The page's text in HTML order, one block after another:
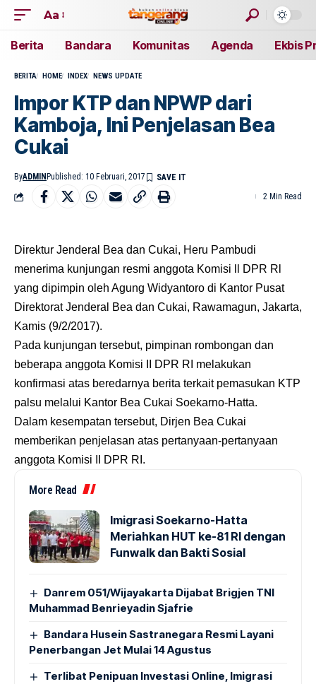
Aa
Berita Bandara Komunitas Agenda Ekbis
BERITA HOME INDEX NEWS UPDATE
Impor KTP dan NPWP dari
Kamboja, Ini Penjelasan Bea
Cukai
ByADMIN Published: 10 Februari, 2017
2 Min Read
Direktur Jenderal Bea dan Cukai, Heru Pambudi
menerima kunjungan resmi anggota Komisi ll DPR Rl
yang dipimpin oleh Agung Widyantoro di Kantor Pusat
Direktorat Jenderal Bea dan Cukai, Rawamagun, Jakarta,
Kamis (9/2/2017).
Pada kunjungan tersebut, pimpinan rombongan dan
beberapa anggota Komisi II DPR RI melakukan
konfirmasi atas beredarnya berita terkait pemasukan KTP
palsu melalui Kantor Bea Cukai Soekarno-Hatta.
Dalam kesempatan tersebut, Dirjen Bea Cukai
memberikan penjelasan atas pertanyaan-pertanyaan
anggota Komisi II DPR RI.
More Read
Imigrasi Soekarno-Hatta
Meriahkan HUT ke-81 RI dengan
Funwalk dan Bakti Sosial
Danrem 051/Wijayakarta Dijabat Brigjen TNI
Muhammad Benrieyadin Sjafrie
Bandara Husein Sastranegara Resmi Layani
Penerbangan Jet Mulai 14 Agustus
Terlibat Penipuan Investasi Online, Imigrasi